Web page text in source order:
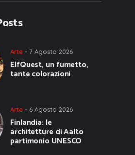
Arte 7 Agosto 2026
ElfQuest, un fumetto,
tante colorazioni
Arte 6 Agosto 2026
Finlandia: le
architetture di Aalto
partimonio UNESCO